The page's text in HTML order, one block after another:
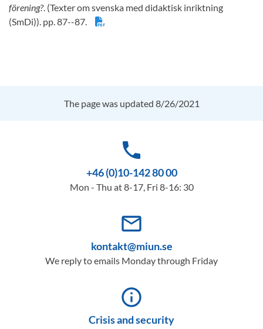
förening?. (Texter om svenska med didaktisk inriktning
(SmDi)). pp. 87--87.
The page was updated 8/26/2021
phone
+46 (0)10-142 80 00
Mon - Thu at 8-17, Fri 8-16: 30
mail_outline
kontakt@miun.se
We reply to emails Monday through Friday
info_outline
Crisis and security